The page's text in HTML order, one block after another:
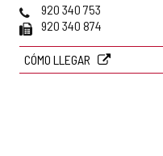
Teléfonos
920 340 753
Fax 920 340 874
CÓMO LLEGAR